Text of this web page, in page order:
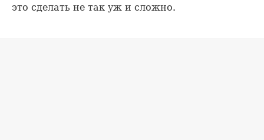
это сделать не так уж и сложно.